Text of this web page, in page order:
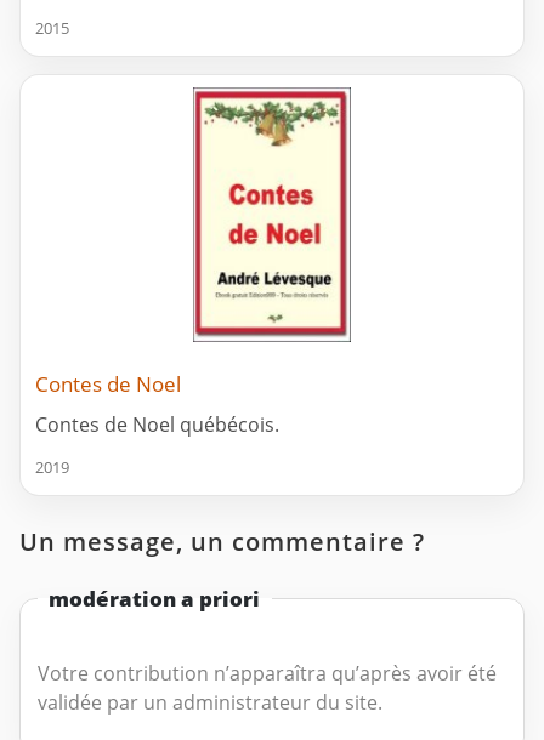
2015
Contes de Noel
Contes de Noel québécois.
2019
Un message, un commentaire ?
modération a priori
Votre contribution n’apparaîtra qu’après avoir été
validée par un administrateur du site.